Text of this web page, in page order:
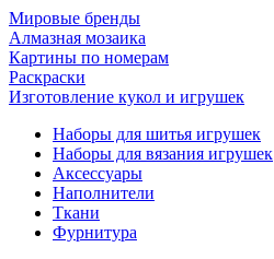
Мировые бренды
Алмазная мозаика
Картины по номерам
Раскраски
Изготовление кукол и игрушек
Наборы для шитья игрушек
Наборы для вязания игрушек
Аксессуары
Наполнители
Ткани
Фурнитура